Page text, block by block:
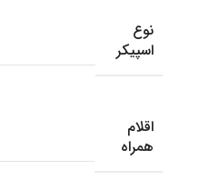
نوع
اسپیکر
اقلام
همراه